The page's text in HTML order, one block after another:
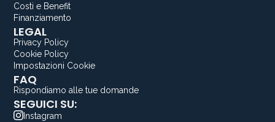
Costi e Benefit
Finanziamento
LEGAL
Privacy Policy
Cookie Policy
Impostazioni Cookie
FAQ
Rispondiamo alle tue domande
SEGUICI SU:
Instagram